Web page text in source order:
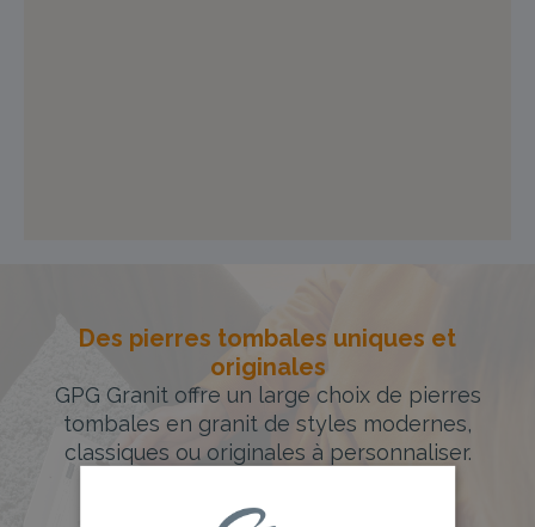
Des pierres tombales uniques et
originales
GPG Granit offre un large choix de pierres
tombales en granit de styles modernes,
classiques ou originales à personnaliser.